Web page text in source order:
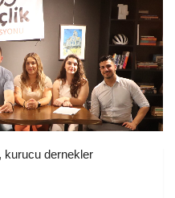
kurucu dernekler